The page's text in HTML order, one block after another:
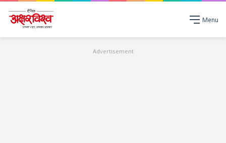
Menu
Advertisement